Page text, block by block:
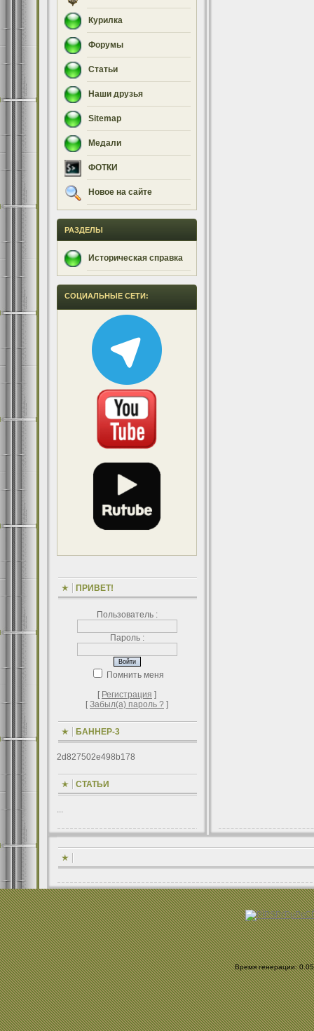
Курилка
Форумы
Статьи
Наши друзья
Sitemap
Медали
ФОТКИ
Новое на сайте
РАЗДЕЛЫ
Историческая справка
СОЦИАЛЬНЫЕ СЕТИ:
ПРИВЕТ!
Пользователь :
Пароль :
Помнить меня
[ Регистрация ]
[Забыл(а) пароль ? ]
БАННЕР-3
2d827502e498b178
СТАТЬИ
...
Время генерации: